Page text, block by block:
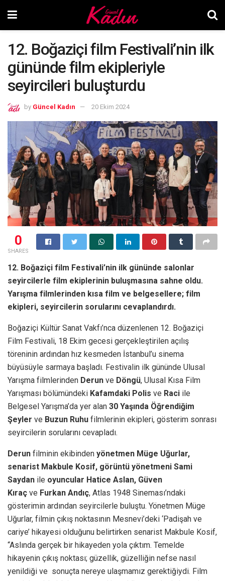
12. Boğaziçi film Festivali’nin ilk
gününde film ekipleriyle
seyircileri buluşturdu
by Güncel Kadın 20 Ekim 2024
0
SHARES
12. Boğaziçi film Festivali’nin ilk gününde salonlar
seyircilerle film ekiplerinin buluşmasına sahne oldu.
Yarışma filmlerinden kısa film ve belgesellere; film
ekipleri, seyircilerin sorularını cevaplandırdı.
Boğaziçi Kültür Sanat Vakfı’nca düzenlenen 12. Boğaziçi
Film Festivali, 18 Ekim gecesi gerçekleştirilen açılış
töreninin ardından hız kesmeden İstanbul’u sinema
büyüsüyle sarmaya başladı. Festivalin ilk gününde Ulusal
Yarışma filmlerinden Derun ve Döngü, Ulusal Kısa Film
Yarışması bölümündeki Kafamdaki Polis ve Raci ile
Belgesel Yarışma’da yer alan 30 Yaşında Öğrendiğim
Şeyler ve Buzun Ruhu filmlerinin ekipleri, gösterim sonrası
seyircilerin sorularını cevapladı.
Derun filminin ekibinden yönetmen Müge Uğurlar,
senarist Makbule Kosif, görüntü yönetmeni Sami
Saydan ile oyuncular Hatice Aslan, Güven
Kıraç ve Furkan Andıç, Atlas 1948 Sineması’ndaki
gösterimin ardından seyircilerle buluştu. Yönetmen Müge
Uğurlar, filmin çıkış noktasının Mesnevi’deki ‘Padişah ve
cariye’ hikayesi olduğunu belirtirken senarist Makbule Kosif,
“Aslında gerçek bir hikayeden yola çıktım. Temelde
hikayenin çıkış noktası; güzellik, güzelliğin nefse nasıl
yenildiği ve sonuçta nereye ulaşmamız gerektiğiydi. Film